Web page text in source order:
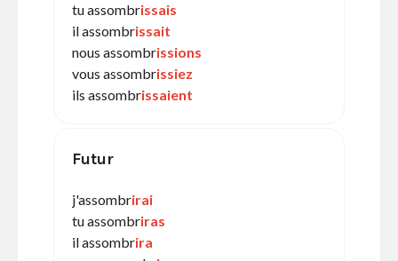
tu assombrissais
il assombrissait
nous assombrissions
vous assombrissiez
ils assombrissaient
Futur
j'assombrirai
tu assombriras
il assombrira